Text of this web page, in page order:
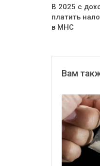
В 2025 с
платить
в МНС
Вам